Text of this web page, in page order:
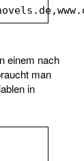
einem nach
man
in